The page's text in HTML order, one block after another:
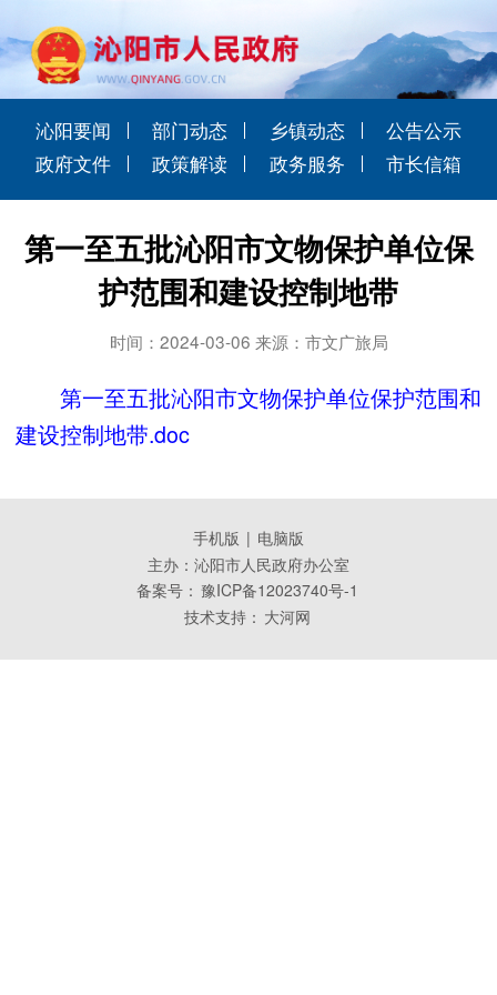
沁阳要闻 部门动态 乡镇动态
公告公示
政府文件
政策解读 政务服务 市长信箱
第一至五批沁阳市文物保护单位保
护范围和建设控制地带
时间：2024-03-06 来源：市文广旅局
第一至五批沁阳市文物保护单位保护范围和
建设控制地带.doc
手机版 | 电脑版
主办：沁阳市人民政府办公室
备案号： 豫ICP备12023740号-1
技术支持： 大河网